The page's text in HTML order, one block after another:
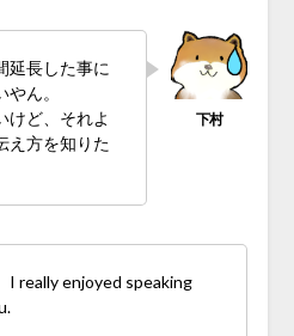
延長した事に
ん。
けど、それよ
え方を知りた
I really enjoyed speaking